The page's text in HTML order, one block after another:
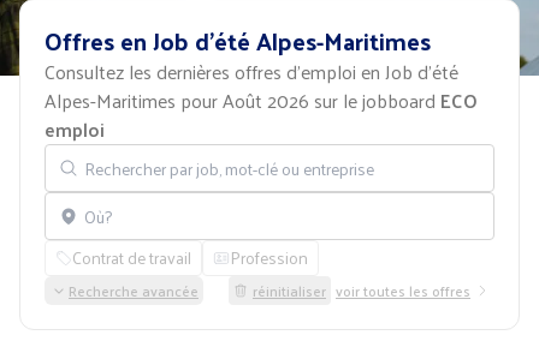
OffresenJobd'étéAlpes-Maritimes
Consultez les dernières offres d'emploi en Job d'été
Alpes-Maritimes pour Août 2026 sur le jobboard ECO
emploi
Rechercher par job, mot-clé ou entreprise
Localisation
Contrat de travail Profession
Recherche avancée réinitialiser voir toutes les offres